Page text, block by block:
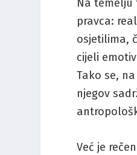
Na temelju
pravca:
osjetilima,
cijeli
Tako se,
njegov
Već je